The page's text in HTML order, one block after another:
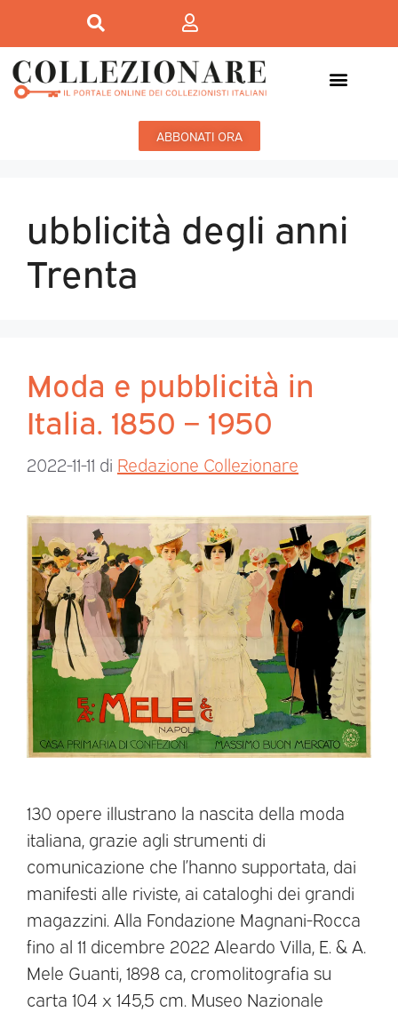
ABBONATI ORA
ubblicità degli anni
Trenta
Moda e pubblicità in
Italia. 1850 – 1950
2022-11-11 di Redazione Collezionare
130 opere illustrano la nascita della moda
italiana, grazie agli strumenti di
comunicazione che l’hanno supportata, dai
manifesti alle riviste, ai cataloghi dei grandi
magazzini. Alla Fondazione Magnani-Rocca
fino al 11 dicembre 2022 Aleardo Villa, E. & A.
Mele Guanti, 1898 ca, cromolitografia su
carta 104 x 145,5 cm. Museo Nazionale